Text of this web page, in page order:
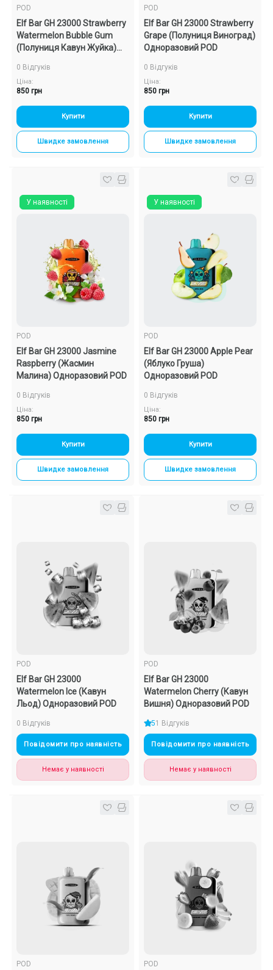
POD
Elf Bar GH 23000 Strawberry
Watermelon Bubble Gum
(Полуниця Кавун Жуйка)
0 Відгуків
Ціна:
850 грн
Купити
Швидке замовлення
POD
Elf Bar GH 23000 Strawberry
Grape (Полуниця Виноград)
Одноразовий POD
0 Відгуків
Ціна:
850 грн
Купити
Швидке замовлення
У наявності
POD
Elf Bar GH 23000 Jasmine
Raspberry (Жасмин
Малина) Одноразовий POD
0 Відгуків
Ціна:
850 грн
Купити
Швидке замовлення
У наявності
POD
Elf Bar GH 23000 Apple Pear
(Яблуко Груша)
Одноразовий POD
0 Відгуків
Ціна:
850 грн
Купити
Швидке замовлення
POD
Elf Bar GH 23000
Watermelon Ice (Кавун
Льод) Одноразовий POD
0 Відгуків
Повідомити про наявність
Немає у наявності
POD
Elf Bar GH 23000
Watermelon Cherry (Кавун
Вишня) Одноразовий POD
51 Відгуків
Повідомити про наявність
Немає у наявності
POD POD